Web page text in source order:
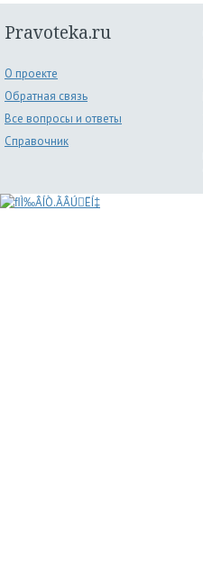
Pravoteka.ru
О проекте
Обратная связь
Все вопросы и ответы
Справочник